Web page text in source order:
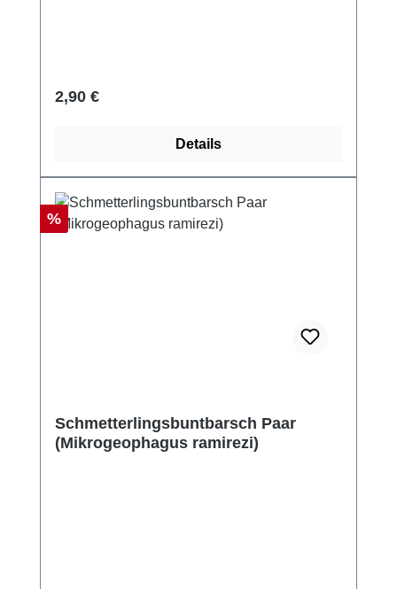
Regulärer Preis:
2,90 €
Details
Rabatt
%
Schmetterlingsbuntbarsch Paar
(Mikrogeophagus ramirezi)